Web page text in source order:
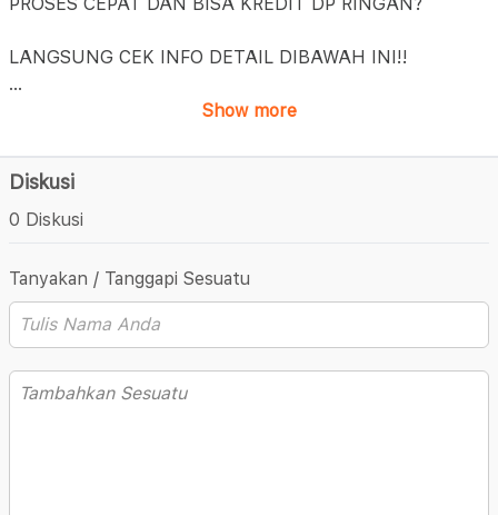
LANGSUNG CEK INFO DETAIL DIBAWAH INI!!
...
Show more
Diskusi
0 Diskusi
Tanyakan / Tanggapi Sesuatu